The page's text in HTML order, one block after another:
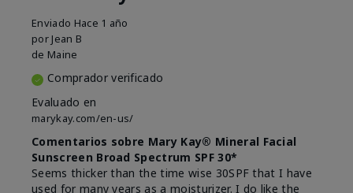
Enviado Hace 1 año
por Jean B
de Maine
Comprador verificado
Evaluado en
marykay.com/en-us/
Comentarios sobre Mary Kay® Mineral Facial
Sunscreen Broad Spectrum SPF 30*
Seems thicker than the time wise 30SPF that I have
used for many years as a moisturizer. I do like the